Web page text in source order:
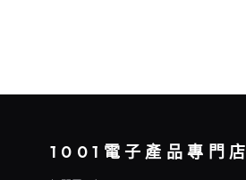
1001電子產品專門店